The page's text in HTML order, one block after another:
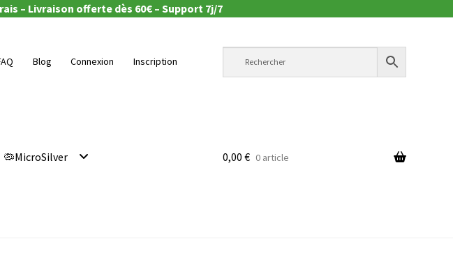
– Livraison offerte dès 60€ – Support 7j/7
Blog Connexion Inscription
🦠MicroSilver 0,00 € 0 article